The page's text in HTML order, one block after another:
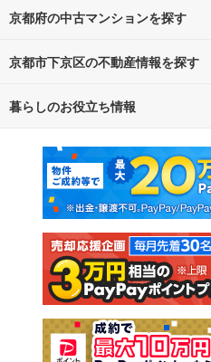
京都府の中古マンションを探す
路線・駅から探す
通勤・通学時間から探す
京都市下京区の不動産情報を探す
不動産・住宅
新築マンション
新築一戸建て
注文住宅
売却査定
暮らしのお役立ち情報
マンションカタログ